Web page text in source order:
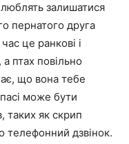
залишатися
пернатого друга
це ранкові і
птах повільно
що вона тебе
може бути
таких як скрип
телефонний дзвінок.